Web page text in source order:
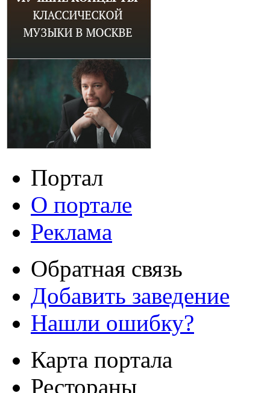
Портал
О портале
Реклама
Обратная связь
Добавить заведение
Нашли ошибку?
Карта портала
Рестораны